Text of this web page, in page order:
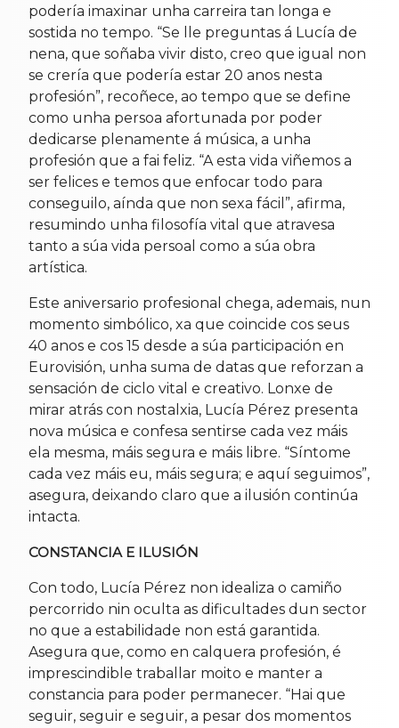
podería imaxinar unha carreira tan longa e
sostida no tempo. “Se lle preguntas á Lucía de
nena, que soñaba vivir disto, creo que igual non
se crería que podería estar 20 anos nesta
profesión”, recoñece, ao tempo que se define
como unha persoa afortunada por poder
dedicarse plenamente á música, a unha
profesión que a fai feliz. “A esta vida viñemos a
ser felices e temos que enfocar todo para
conseguilo, aínda que non sexa fácil”, afirma,
resumindo unha filosofía vital que atravesa
tanto a súa vida persoal como a súa obra
artística.
Este aniversario profesional chega, ademais, nun
momento simbólico, xa que coincide cos seus
40 anos e cos 15 desde a súa participación en
Eurovisión, unha suma de datas que reforzan a
sensación de ciclo vital e creativo. Lonxe de
mirar atrás con nostalxia, Lucía Pérez presenta
nova música e confesa sentirse cada vez máis
ela mesma, máis segura e máis libre. “Síntome
cada vez máis eu, máis segura; e aquí seguimos”,
asegura, deixando claro que a ilusión continúa
intacta.
CONSTANCIA E ILUSIÓN
Con todo, Lucía Pérez non idealiza o camiño
percorrido nin oculta as dificultades dun sector
no que a estabilidade non está garantida.
Asegura que, como en calquera profesión, é
imprescindible traballar moito e manter a
constancia para poder permanecer. “Hai que
seguir, seguir e seguir, a pesar dos momentos